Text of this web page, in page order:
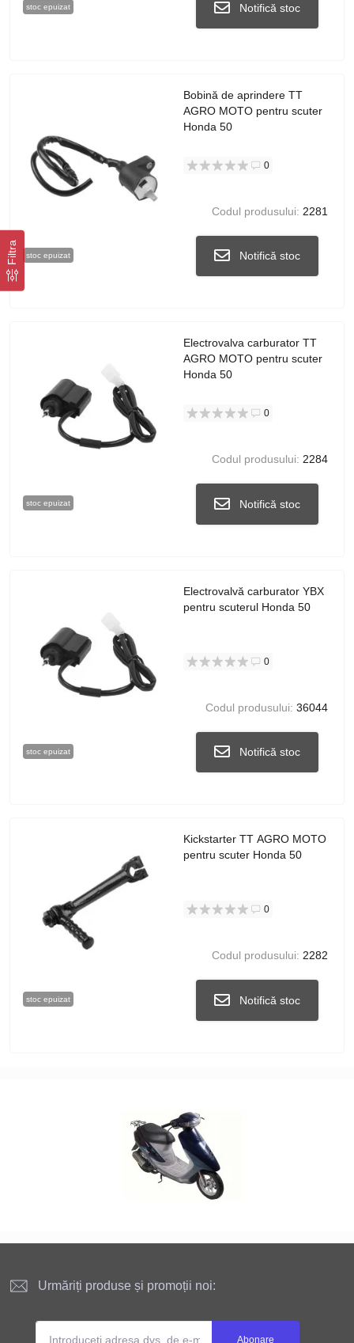
Filtra
stoc epuizat Notifică stoc
stoc epuizat
Bobină de aprindere TT
AGRO MOTO pentru scuter
Honda 50
0
Codul produsului: 2281
Notifică stoc
stoc epuizat
Electrovalva carburator TT
AGRO MOTO pentru scuter
Honda 50
0
Codul produsului: 2284
Notifică stoc
stoc epuizat
Electrovalvă carburator YBX
pentru scuterul Honda 50
0
Codul produsului: 36044
Notifică stoc
stoc epuizat
Kickstarter TT AGRO MOTO
pentru scuter Honda 50
0
Codul produsului: 2282
Notifică stoc
Urmăriți produse și promoții noi:
Abonare